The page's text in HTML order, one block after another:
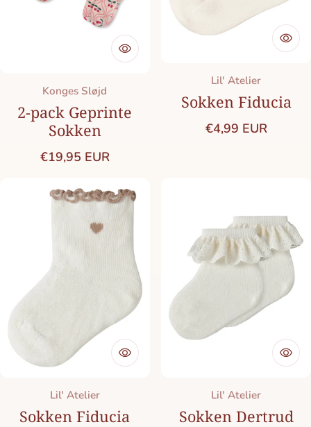
Merk:
Konges Sløjd
2-pack Geprinte
Sokken
Normale prijs
€19,95 EUR
Merk:
Lil' Atelier
Sokken Fiducia
Normale prijs
€4,99 EUR
Merk:
Lil' Atelier
Sokken Fiducia
Merk:
Lil' Atelier
Sokken Dertrud